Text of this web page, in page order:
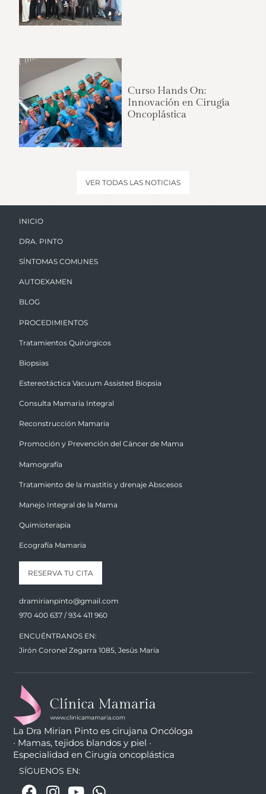
Curso Hands On:
Innovación en Cirugía
Oncoplástica
VER TODAS LAS NOTICIAS
INICIO
DRA. PINTO
SÍNTOMAS COMUNES
AUTOEXAMEN
BLOG
PROCEDIMIENTOS
Tratamientos Quirúrgicos
Biopsias
Estereotáctica Vacuum Assisted Biopsia
Consulta Mamaria Integral
Reconstrucción Mamaria
Promoción y Prevención del Cáncer de Mama
Mamografía
Tratamiento de la mastitis y drenaje Abscesos
Manejo Integral de la Mama
Quimioterapia
Ecografía Mamaria
RESERVA TU CITA
dramirianpinto@gmail.com
970 400 637 / 934 411 960
ENCUÉNTRANOS EN:
Jirón Coronel Zegarra 1085, Jesús María
La Dra Mirian Pinto es cirujana Oncóloga
· Mamas, tejidos blandos y piel ·
Especialidad en Cirugía oncoplástica
SÍGUENOS EN: